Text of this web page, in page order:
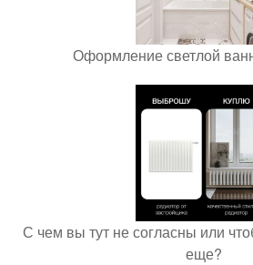
Оформление светлой
С чем вы тут не согласны или
еще?